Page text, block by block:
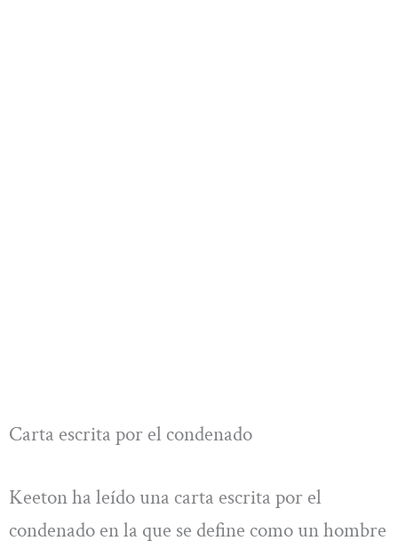
Carta escrita por el condenado
Keeton ha leído una carta escrita por el
condenado en la que se define como un hombre